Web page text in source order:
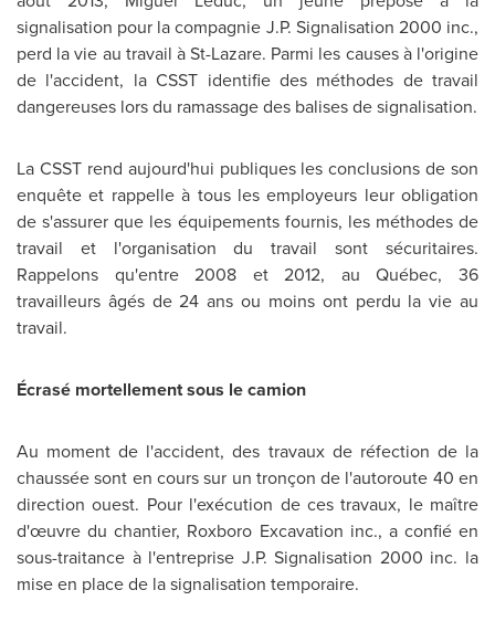
signalisation pour la compagnie J.P. Signalisation 2000 inc.,
perd la vie au travail àSt-Lazare. Parmi les causes à l'origine
de l'accident, la CSST identifie des méthodes de travail
dangereuses lors du ramassage des balises de signalisation.
La CSST rend aujourd'hui publiques les conclusions de son
enquête et rappelle à tous les employeurs leur obligation
de s'assurer que les équipements fournis, les méthodes de
travail et l'organisation du travail sont sécuritaires.
Rappelons qu'entre2008 et2012, au Québec, 36
travailleurs âgés de 24 ans ou moins ont perdu la vie au
travail.
Écrasé mortellement sous le camion
Au moment de l'accident, des travaux de réfection de la
chaussée sont en cours sur un tronçon de l'autoroute 40 en
direction ouest. Pour l'exécution de ces travaux, le maître
d'œuvre du chantier, Roxboro Excavation inc., a confié en
sous-traitance à l'entreprise J.P. Signalisation 2000 inc. la
mise en place de la signalisation temporaire.